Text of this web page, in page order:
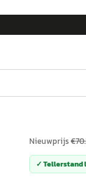
Nieuwprijs€
✓ Tellerstand